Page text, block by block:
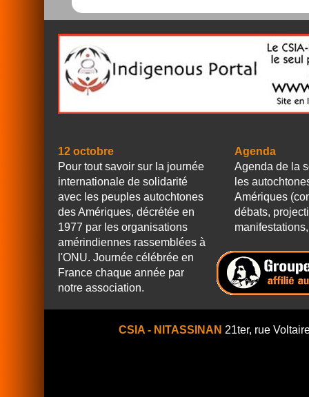
12 octobre
Pour tout savoir sur la journée
internationale de solidarité
avec les peuples autochtones
des Amériques, décrétée en
1977 par les organisations
amérindiennes rassemblées à
l'ONU. Journée célébrée en
France chaque année par
notre association.
Agenda
Agenda de la
les
Amériques
débats,
CSIA - NITASSINAN 21ter, rue